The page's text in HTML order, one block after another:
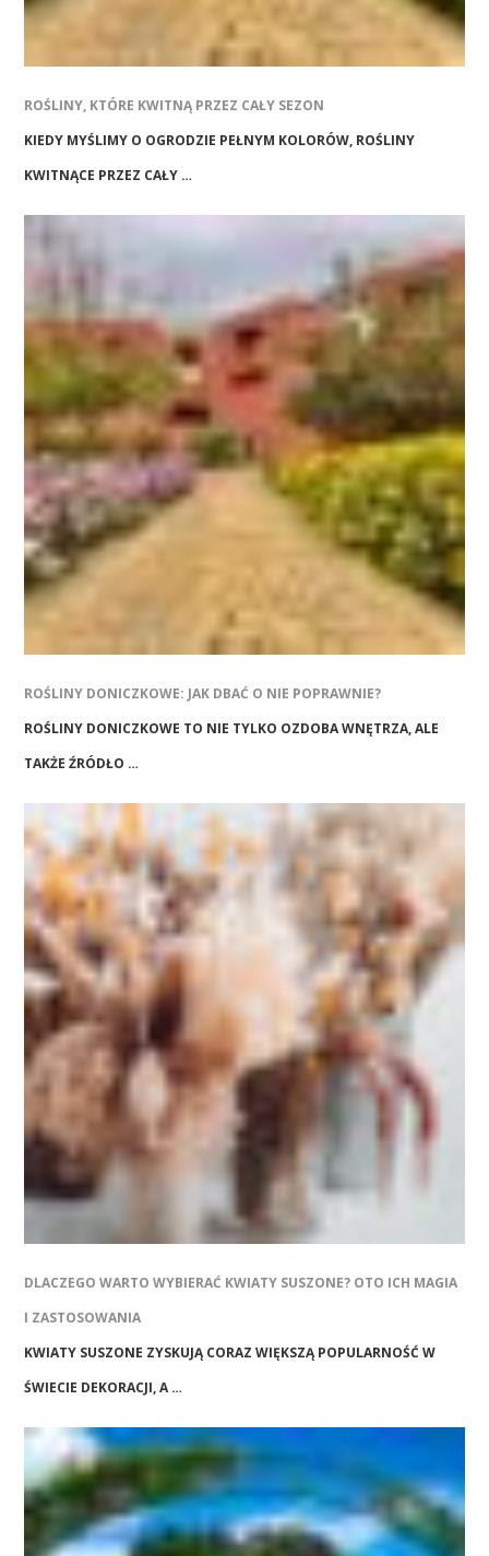
ROŚLINY, KTÓRE KWITNĄ PRZEZ CAŁY SEZON
KIEDY MYŚLIMY O OGRODZIE PEŁNYM KOLORÓW, ROŚLINY
KWITNĄCE PRZEZ CAŁY …
ROŚLINY DONICZKOWE: JAK DBAĆ O NIE POPRAWNIE?
ROŚLINY DONICZKOWE TO NIE TYLKO OZDOBA WNĘTRZA, ALE
TAKŻE ŹRÓDŁO …
DLACZEGO WARTO WYBIERAĆ KWIATY SUSZONE? OTO ICH MAGIA
I ZASTOSOWANIA
KWIATY SUSZONE ZYSKUJĄ CORAZ WIĘKSZĄ POPULARNOŚĆ W
ŚWIECIE DEKORACJI, A …